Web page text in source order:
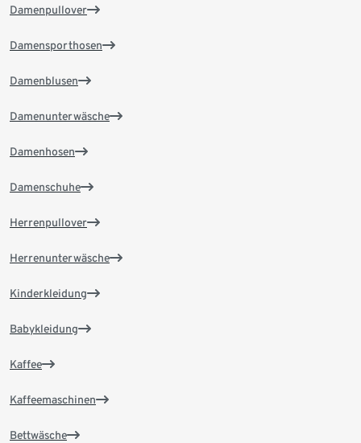
Damenpullover
Damensporthosen
Damenblusen
Damenunterwäsche
Damenhosen
Damenschuhe
Herrenpullover
Herrenunterwäsche
Kinderkleidung
Babykleidung
Kaffee
Kaffeemaschinen
Bettwäsche